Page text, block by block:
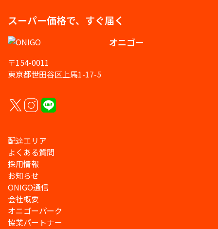
スーパー価格で、すぐ届く
オニゴー
〒154-0011
東京都世田谷区上馬1-17-5
配達エリア
よくある質問
採用情報
お知らせ
ONIGO通信
会社概要
オニゴーパーク
協業パートナー